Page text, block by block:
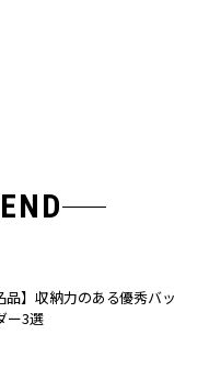
品】収納力のある優秀バッ
ー3選